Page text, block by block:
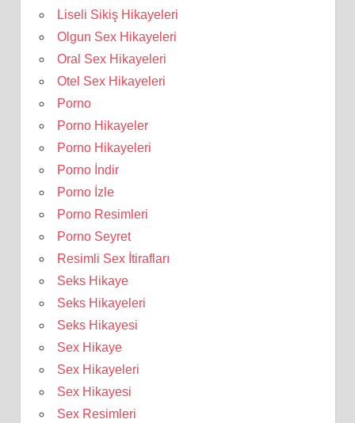
Liseli Sikiş Hikayeleri
Olgun Sex Hikayeleri
Oral Sex Hikayeleri
Otel Sex Hikayeleri
Porno
Porno Hikayeler
Porno Hikayeleri
Porno İndir
Porno İzle
Porno Resimleri
Porno Seyret
Resimli Sex İtirafları
Seks Hikaye
Seks Hikayeleri
Seks Hikayesi
Sex Hikaye
Sex Hikayeleri
Sex Hikayesi
Sex Resimleri